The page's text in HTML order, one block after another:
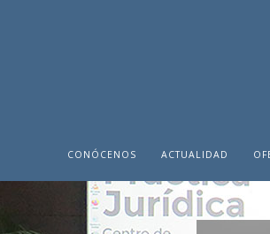
CONÓCENOS ACTUALIDAD